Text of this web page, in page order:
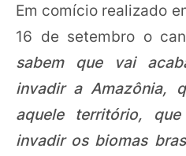
Em comício realizado
16 de setembro o
sabem que vai
invadir a Amazônia,
aquele território,
invadir os biomas